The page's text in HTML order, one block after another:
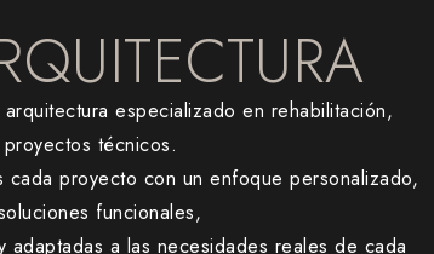
especializado en rehabilitación,
técnicos.
cada proyecto con un enfoque personalizado,
funcionales,
adaptadas a las necesidades reales de cada